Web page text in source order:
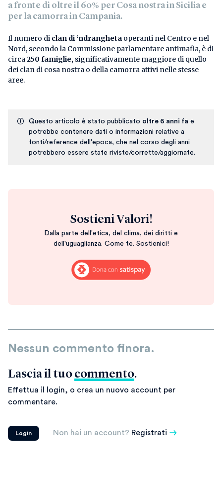
a fronte di oltre il 60% per Cosa nostra in Sicilia e
per la camorra in Campania.
Il numero di clan di ‘ndrangheta operanti nel Centro e nel
Nord, secondo la Commissione parlamentare antimafia, è di
circa 250 famiglie, significativamente maggiore di quello
dei clan di cosa nostra o della camorra attivi nelle stesse
aree.
Questo articolo è stato pubblicato oltre 6 anni fa e
potrebbe contenere dati o informazioni relative a
fonti/reference dell'epoca, che nel corso degli anni
potrebbero essere state riviste/corrette/aggiornate.
Sostieni Valori!
Dalla parte dell'etica, del clima, dei diritti e
dell'uguaglianza. Come te. Sostienici!
Nessun commento finora.
Lascia il tuo commento.
Effettua il login, o crea un nuovo account per
commentare.
Login Non hai un account? Registrati